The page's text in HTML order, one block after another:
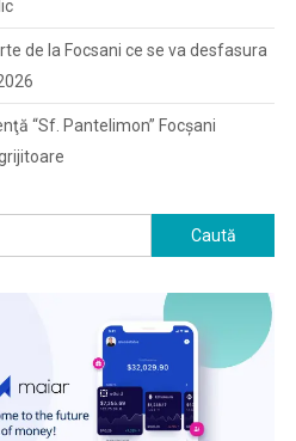
de la Focsani ce se va desfasura
“Sf. Pantelimon” Focşani
Caută
după: